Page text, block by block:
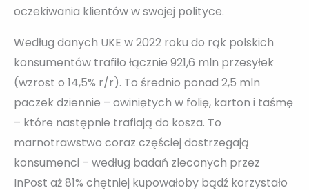
oczekiwania klientów w swojej polityce.
Według danych UKE w 2022 roku do rąk polskich
konsumentów trafiło łącznie 921,6 mln przesyłek
(wzrost o 14,5% r/r). To średnio ponad 2,5 mln
paczek dziennie – owiniętych w folię, karton i taśmę
– które następnie trafiają do kosza. To
marnotrawstwo coraz częściej dostrzegają
konsumenci – według badań zleconych przez
InPost aż 81% chętniej kupowałoby bądź korzystało